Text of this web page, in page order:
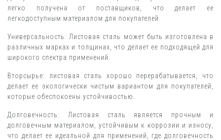
легко получена от поставщиков, что делает ее
легкодоступным материалом для покупателей.
Универсальность: Листовая сталь может быть изготовлена в
различных марках и толщинах, что делает ее подходящей для
широкого спектра применений.
Вторсырье: листовая сталь хорошо перерабатывается, что
делает ее экологически чистым вариантом для покупателей,
которые обеспокоены устойчивостью.
Долговечность: Листовая сталь является прочным и
долговечным материалом, устойчивым к коррозии и износу,
что делает ее идеальной для применений, где долговечность